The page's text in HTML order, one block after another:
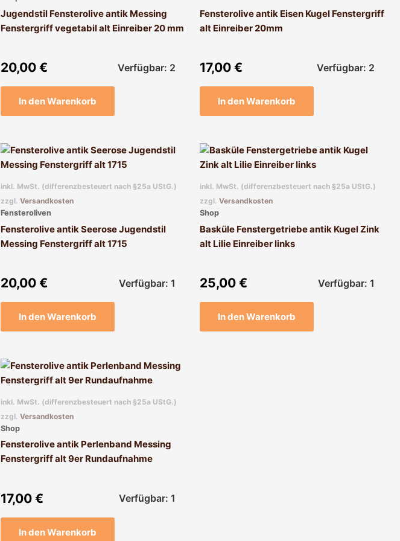
Jugendstil Fensterolive antik Messing
Fenstergriff vegetabil alt Einreiber 20 mm
20,00 € Verfügbar: 2
In den Warenkorb
Fensterolive antik Eisen Kugel Fenstergriff
alt Einreiber 20mm
17,00 € Verfügbar: 2
In den Warenkorb
inkl. MwSt. (differenzbesteuert nach §25a UStG.)
zzgl. Versandkosten
Fensteroliven
Fensterolive antik Seerose Jugendstil
Messing Fenstergriff alt 1715
20,00 € Verfügbar: 1
In den Warenkorb
inkl. MwSt. (differenzbesteuert nach §25a UStG.)
zzgl. Versandkosten
Shop
Basküle Fenstergetriebe antik Kugel Zink
alt Lilie Einreiber links
25,00 € Verfügbar: 1
In den Warenkorb
inkl. MwSt. (differenzbesteuert nach §25a UStG.)
zzgl. Versandkosten
Shop
Fensterolive antik Perlenband Messing
Fenstergriff alt 9er Rundaufnahme
17,00 € Verfügbar: 1
In den Warenkorb